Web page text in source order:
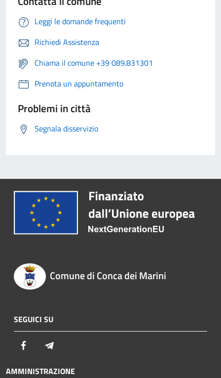
Leggi le domande frequenti
Richiedi Assistenza
Chiama il comune +39 089.831301
Prenota un appuntamento
Problemi in città
Segnala disservizio
Comune di Conca dei Marini
SEGUICI SU
Facebook
AMMINISTRAZIONE